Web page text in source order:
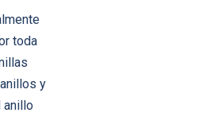
toda
y
anillo